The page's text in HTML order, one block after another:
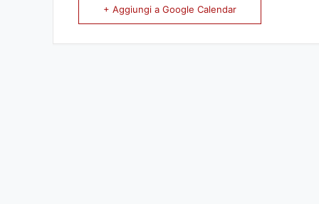
+ Aggiungi a Google Calendar